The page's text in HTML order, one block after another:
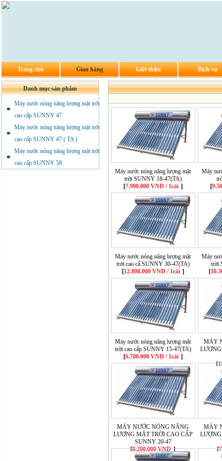
Trang chủ Gian hàng Giới thiệu Dịch vụ
Danh mục sản phẩm
Máy nước nóng năng lượng mặt trời
cao cấp SUNNY 47
Máy nước nóng năng lượng mặt trời
cao cấp SUNNY 47 ( TA )
Máy nước nóng năng lượng mặt trời
cao cấp SUNNY 58
Máy nước nóng năng lượng mặt
trời SUNNY 18-47(TA)
[7.900.000 VND / 1cái ]
Máy
[
Máy nước nóng năng lượng mặt
trời cao cấ SUNNY 30-47(TA)
[12.800.000 VND / 1cái ]
Máy
trời
[
Máy nước nóng năng lượng mặt
trời cao cấp SUNNY 15-47(TA)
[6.700.000 VND / 1cái ]
MÁY
[
MÁY NƯỚC NÓNG NĂNG
LƯỢNG MẶT TRỜI CAO CẤP
SUNNY 20-47
[8.200.000 VND ]
MÁY
[